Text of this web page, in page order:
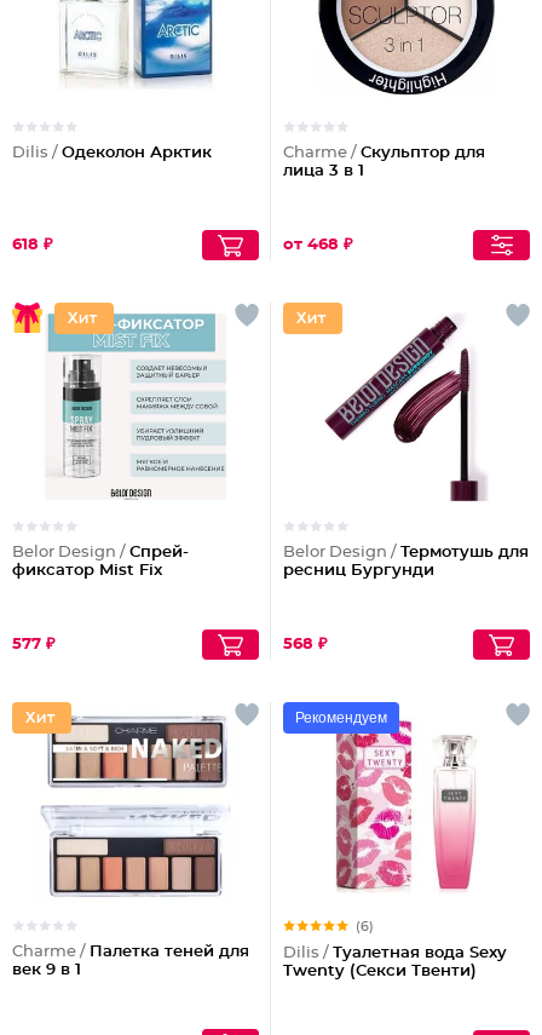
Dilis / Одеколон Арктик
618 ₽
Charme / Скульптор для
лица 3 в 1
от 468 ₽
Belor Design / Спрей-
фиксатор Mist Fix
577 ₽
Belor Design / Термотушь для
ресниц Бургунди
568 ₽
Charme / Палетка теней для
век 9 в 1
Рекомендуем
(6)
Dilis / Туалетная вода Sexy
Twenty (Секси Твенти)